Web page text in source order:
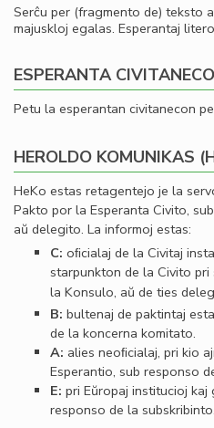
Serĉu per (fragmento de) teksto
majuskloj egalas. Esperantaj
ESPERANTA CIVITANECO
Petu la esperantan civitanecon
HEROLDO KOMUNIKAS
HeKo estas retagentejo je la
Pakto por la Esperanta Civito,
aŭ delegito. La informoj estas:
C: oﬁcialaj de la Civitaj
starpunkton de la Civito
la Konsulo, aŭ de ties
B: bultenaj de paktintaj
de la koncerna komitato.
A: alies neoﬁcialaj, pri kio
Esperantio, sub responso
E: pri Eŭropaj institucioj
responso de la subskribinto.